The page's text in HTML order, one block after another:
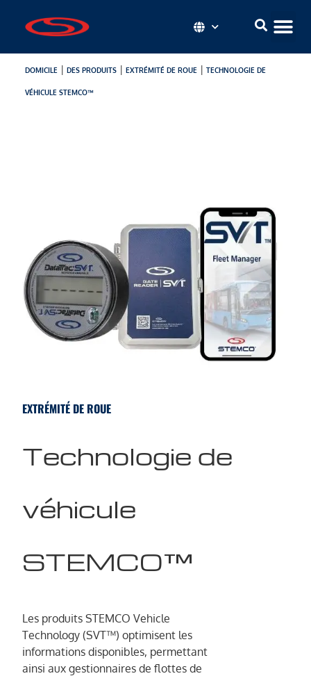
DOMICILE | DES PRODUITS| EXTRÉMITÉ DE ROUE | TECHNOLOGIE DE
VÉHICULE STEMCO™
EXTRÉMITÉ DE ROUE
Technologie de
véhicule
STEMCO™
Les produits STEMCO Vehicle
Technology (SVT™) optimisent les
informations disponibles, permettant
ainsi aux gestionnaires de flottes de